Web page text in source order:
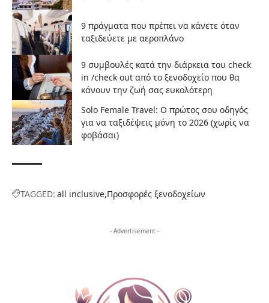
9 πράγματα που πρέπει να κάνετε όταν
ταξιδεύετε με αεροπλάνο
9 συμβουλές κατά την διάρκεια του check
in /check out από το ξενοδοχείο που θα
κάνουν την ζωή σας ευκολότερη
Solo Female Travel: Ο πρώτος σου οδηγός
για να ταξιδέψεις μόνη το 2026 (χωρίς να
φοβάσαι)
TAGGED: all inclusive Προσφορές ξενοδοχείων
- Advertisement -